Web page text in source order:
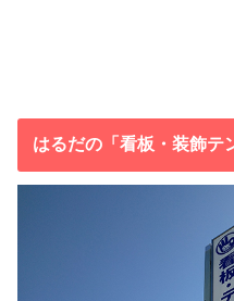
はるだの「看板・装飾テ